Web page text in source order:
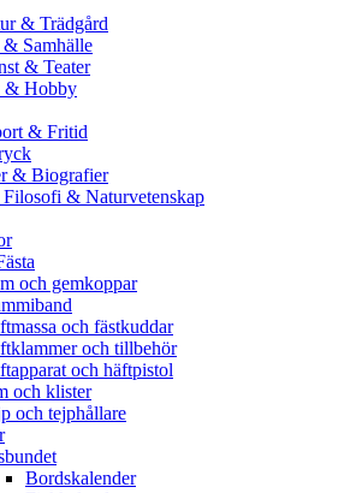
& Trädgård
Samhälle
& Teater
& Hobby
& Fritid
& Biografier
& Naturvetenskap
och gemkoppar
och fästkuddar
och tillbehör
och häftpistol
och klister
och tejphållare
Bordskalender